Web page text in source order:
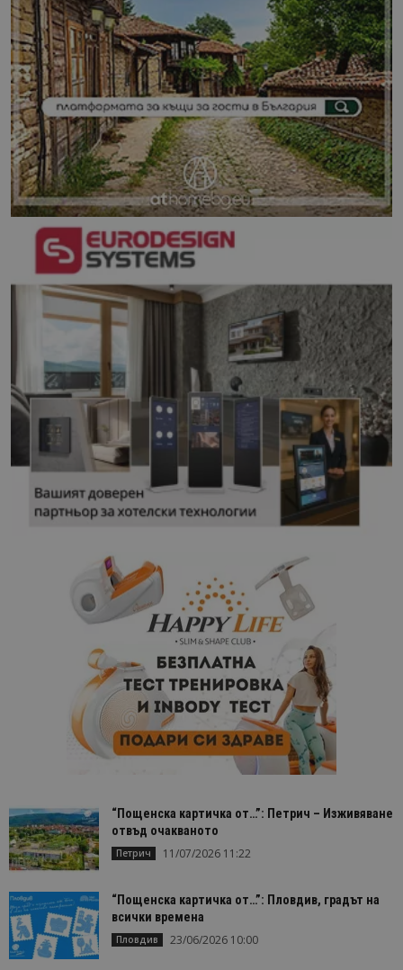
“Пощенска картичка от…”: Петрич – Изживяване
отвъд очакваното
Петрич 11/07/2026 11:22
“Пощенска картичка от…”: Пловдив, градът на
всички времена
Пловдив 23/06/2026 10:00